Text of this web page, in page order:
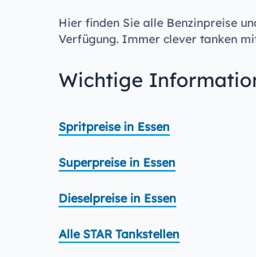
Hier finden Sie alle Benzinpreise
Verfügung. Immer clever tanken
Wichtige
Spritpreise in Essen
Superpreise in Essen
Dieselpreise in Essen
Alle STAR Tankstellen